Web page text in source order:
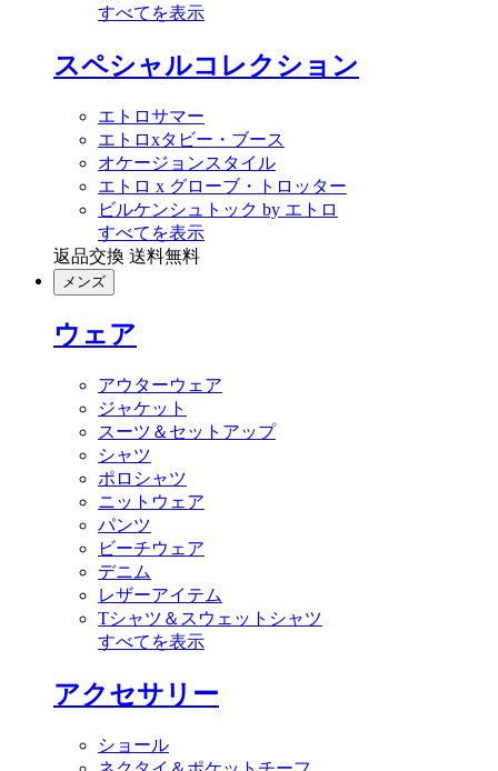
すべてを表示
スペシャルコレクション
エトロサマー
エトロxタビー・ブース
オケージョンスタイル
エトロ x グローブ・トロッター
ビルケンシュトック by エトロ
すべてを表示
返品交換 送料無料
メンズ
ウェア
アウターウェア
ジャケット
スーツ＆セットアップ
シャツ
ポロシャツ
ニットウェア
パンツ
ビーチウェア
デニム
レザーアイテム
Tシャツ＆スウェットシャツ
すべてを表示
アクセサリー
ショール